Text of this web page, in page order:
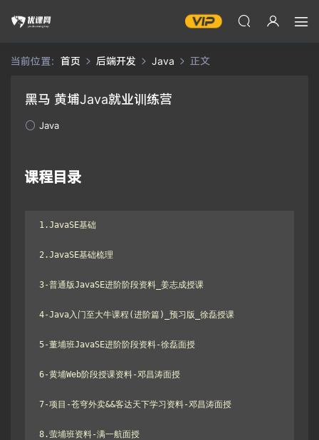
当前位置： 首页 后端开发 Java 正文
黑马 黄埔Java就业训练营
Java
课程目录
1.JavaSE基础
2.JavaSE基础梳理
3-普通版JavaSE进阶阶段资料_姜志成授课
4-Java入门至大牛课程(进阶篇)_预习版_徐磊授课
5-董埔班JavaSE进阶阶段资料-徐磊面授
6-黄埔Web阶段授课资料-邓昌涛面授
7-项目-苍穹外卖&&客达天下学习资料-邓昌涛面授
8.萤埔班资料-满一航面授